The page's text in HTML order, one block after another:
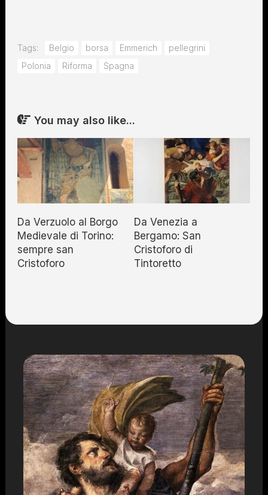
Tags: Belgio borsa Emmerich
pellegrini
Polonia
Riforma Spagna
You may also like...
Da Verzuolo al Borgo
Medievale di Torino:
sempre san
Cristoforo
Da Venezia a
Bergamo: San
Cristoforo di
Tintoretto